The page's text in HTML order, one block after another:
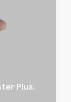
Plus.